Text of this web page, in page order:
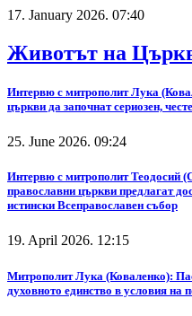
17. January 2026. 07:40
Животът на
Интервю с митрополит Лука
църкви да започнат сериозен,
25. June 2026. 09:24
Интервю с митрополит Теодосий
православни църкви предлагат
истински Всеправославен събор
19. April 2026. 12:15
Митрополит Лука (Коваленко):
духовното единство в условия на